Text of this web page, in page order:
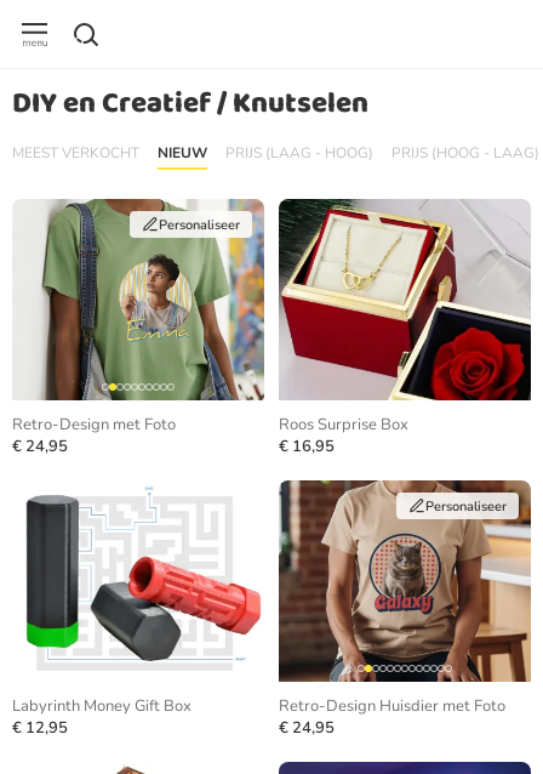
DIY en Creatief / Knutselen
MEEST VERKOCHT NIEUW PRIJS (LAAG - HOOG) PRIJS (HOOG - LAAG)
Personaliseer
Retro-Design met Foto
€ 24,95
Roos Surprise Box
€ 16,95
Labyrinth Money Gift Box
€ 12,95
Personaliseer
Retro-Design Huisdier met Foto
€ 24,95